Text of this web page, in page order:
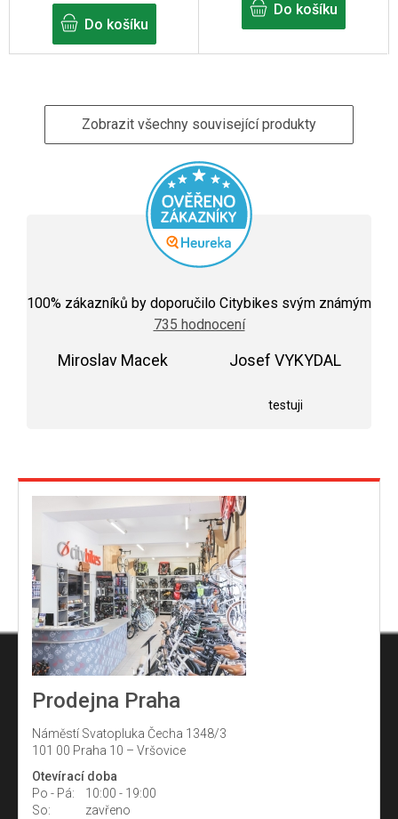
hvězdiček.
Do košíku
Do košíku
Zobrazit všechny související produkty
hodnocení
obchodu
je
100% zákazníků by doporučilo Citybikes svým známým
735 hodnocení
Miroslav Macek Josef VYKYDAL
testuji
Prodejna Praha
Náměstí Svatopluka Čecha 1348/3
101 00 Praha 10 – Vršovice
Otevírací doba
Po - Pá:
10:00 - 19:00
So:
zavřeno